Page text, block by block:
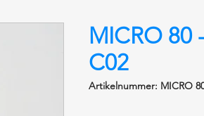
MICRO 80
C02
Artikelnummer: MICRO